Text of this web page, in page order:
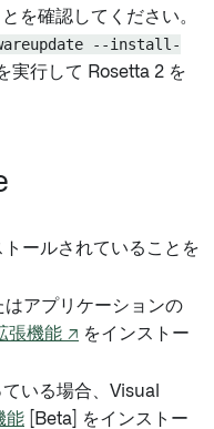
を確認してください。
--install-
実行して Rosetta 2 を
トールされていることを
アプリケーションの
張機能 ↗ をインストー
いる場合、Visual
能 [Beta] をインストー